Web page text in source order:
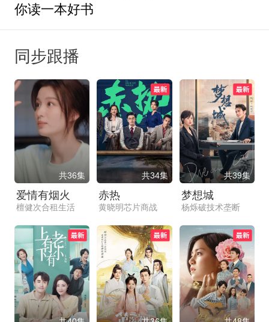
你读一本好书
同步跟播
共36集
爱情有烟火
檀健次合租生活
共34集
赤热
黄晓明芯片商战
共39集
梦想城
杨烁破技术垄断